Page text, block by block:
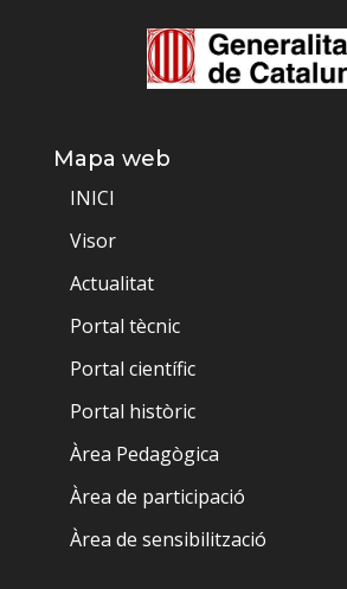
Mapa web
INICI
Visor
Actualitat
Portal tècnic
Portal científic
Portal històric
Àrea Pedagògica
Àrea de participació
Àrea de sensibilització